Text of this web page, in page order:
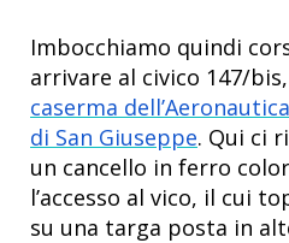
Imbocchiamo quindi
arrivare al civico 147/
caserma
di San Giuseppe. Qui ci
un cancello in ferro
l’accesso al vico, il cui
su una targa posta in